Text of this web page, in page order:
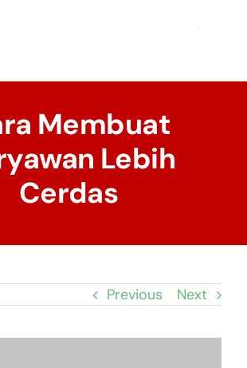
Membuat
Lebih
Cerdas
Previous Next